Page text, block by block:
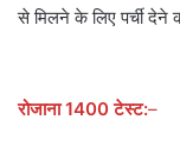
से मिलने के लिए पर्ची देने
रोजाना 1400 टेस्ट:–